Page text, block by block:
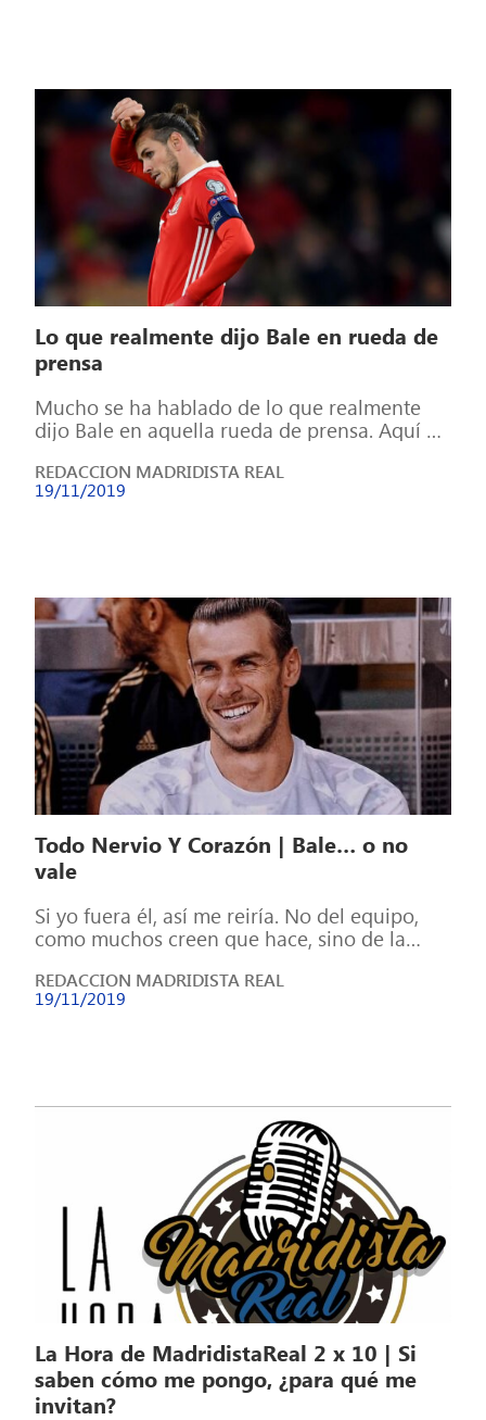
Lo que realmente dijo Bale en rueda de
prensa
Mucho se ha hablado de lo que realmente
dijo Bale en aquella rueda de prensa. Aquí os
REDACCION MADRIDISTA REAL
19/11/2019
Todo Nervio Y Corazón | Bale… o no
vale
Si yo fuera él, así me reiría. No del equipo,
como muchos creen que hace, sino de la
REDACCION MADRIDISTA REAL
19/11/2019
La Hora de MadridistaReal 2 x 10 | Si
saben cómo me pongo, ¿para qué me
invitan?